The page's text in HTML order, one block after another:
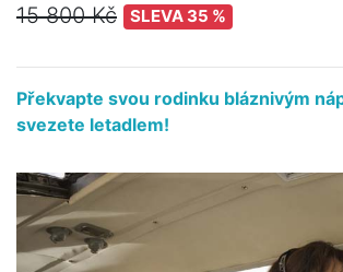
15 800 Kč
SLEVA 35 %
Překvapte svou rodinku bláznivým
svezete letadlem!